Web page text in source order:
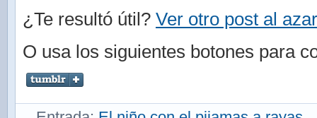
¿Te resultó útil? Ver otro post al azar
O usa los siguientes botones para